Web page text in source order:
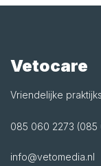
Vetocare
Vriendelijke
085 060 2273 (085
info@vetomedia.nl